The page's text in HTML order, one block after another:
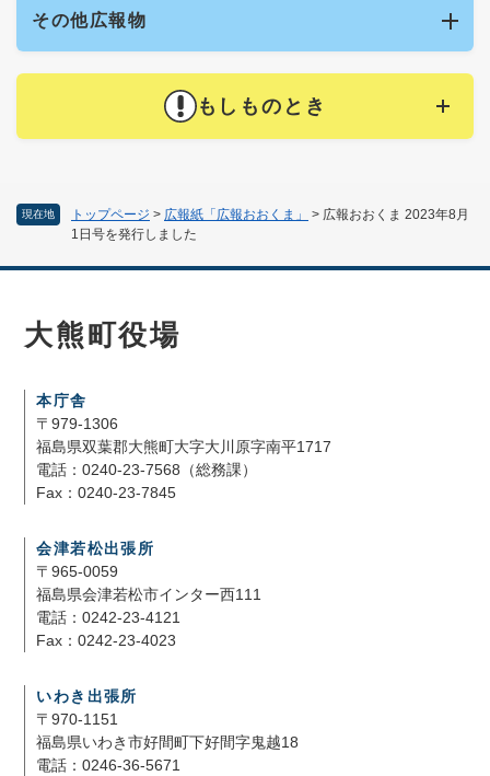
現在地 トップページ > 広報紙「広報おおくま」 > 広報おおくま 2023年8月
1日号を発行しました
その他広報物
もしものとき
大熊町役場
本庁舎
〒979-1306
福島県双葉郡大熊町大字大川原字南平1717
電話：0240-23-7568（総務課）
Fax：0240-23-7845
会津若松出張所
〒965-0059
福島県会津若松市インター西111
電話：0242-23-4121
Fax：0242-23-4023
いわき出張所
〒970-1151
福島県いわき市好間町下好間字鬼越18
電話：0246-36-5671